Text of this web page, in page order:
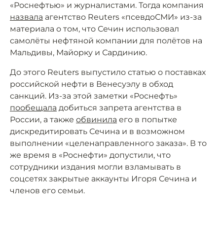
«Роснефтью» и журналистами. Тогда компания
назвала агентство Reuters «псевдоСМИ» из-за
материала о том, что Сечин использовал
самолёты нефтяной компании для полётов на
Мальдивы, Майорку и Сардинию.
До этого Reuters выпустило статью о поставках
российской нефти в Венесуэлу в обход
санкций. Из-за этой заметки «Роснефть»
пообещала добиться запрета агентства в
России, а также обвинила его в попытке
дискредитировать Сечина и в возможном
выполнении «целенаправленного заказа». В то
же время в «Роснефти» допустили, что
сотрудники издания могли взламывать в
соцсетях закрытые аккаунты Игоря Сечина и
членов его семьи.